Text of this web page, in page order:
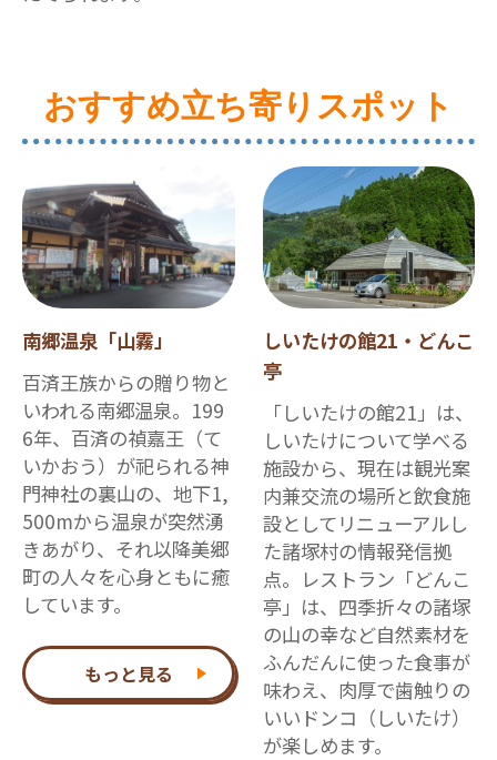
おすすめ立ち寄りスポット
南郷温泉「山霧」
百済王族からの贈り物と
いわれる南郷温泉。199
6年、百済の禎嘉王（て
いかおう）が祀られる神
門神社の裏山の、地下1,
500mから温泉が突然湧
きあがり、それ以降美郷
町の人々を心身ともに癒
しています。
もっと見る
しいたけの館21・どんこ
亭
「しいたけの館21」は、
しいたけについて学べる
施設から、現在は観光案
内兼交流の場所と飲食施
設としてリニューアルし
た諸塚村の情報発信拠
点。レストラン「どんこ
亭」は、四季折々の諸塚
の山の幸など自然素材を
ふんだんに使った食事が
味わえ、肉厚で歯触りの
いいドンコ（しいたけ）
が楽しめます。